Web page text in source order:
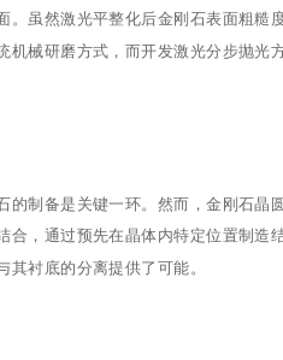
。虽然激光平整化后金刚石表面粗
机械研磨方式，而开发激光分步抛光
的制备是关键一环。然而，金刚石晶
合，通过预先在晶体内特定位置制造
衬底的分离提供了可能。